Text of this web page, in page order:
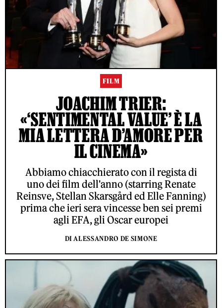
FILM
JOACHIM TRIER:
«‘SENTIMENTAL VALUE’ È LA
MIA LETTERA D’AMORE PER
IL CINEMA»
Abbiamo chiacchierato con il regista di
uno dei film dell'anno (starring Renate
Reinsve, Stellan Skarsgård ed Elle Fanning)
prima che ieri sera vincesse ben sei premi
agli EFA, gli Oscar europei
DI ALESSANDRO DE SIMONE